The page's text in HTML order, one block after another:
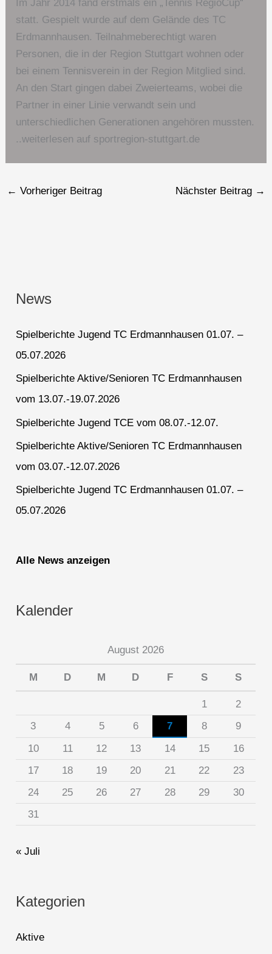
Im Jahr 2014 fand erstmals ein „Tennis RegioCup“
statt. Gespielt wurde auf dem Gelände des TC
Erdmannhausen. Teilnahmeberechtigt waren
Personen, die in der Region Stuttgart wohnen oder
bei einem Tennisverein in der Region Mitglied sind.
An den Start gingen dabei Zweierteams, wobei die
Partner in einer Linie verwandt sein und
unterschiedlichen Generationen angehören mussten.
..weiterlesen auf sportregion-stuttgart.de
← Vorheriger Beitrag Nächster Beitrag →
News
Spielberichte Jugend TC Erdmannhausen 01.07. –
05.07.2026
Spielberichte Aktive/Senioren TC Erdmannhausen
vom 13.07.-19.07.2026
Spielberichte Jugend TCE vom 08.07.-12.07.
Spielberichte Aktive/Senioren TC Erdmannhausen
vom 03.07.-12.07.2026
Spielberichte Jugend TC Erdmannhausen 01.07. –
05.07.2026
Alle News anzeigen
Kalender
August 2026
M D M D F S S
1
2
3
4 5 6 7 8
9
10
11 12 13 14 15
16
17
18 19 20 21 22
23
24
25 26 27 28 29
30
31
« Juli
Kategorien
Aktive